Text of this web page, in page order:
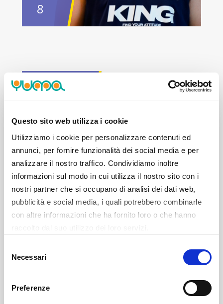
Questo sito web utilizza i cookie
Utilizziamo i cookie per personalizzare contenuti ed
annunci, per fornire funzionalità dei social media e per
analizzare il nostro traffico. Condividiamo inoltre
informazioni sul modo in cui utilizza il nostro sito con i
nostri partner che si occupano di analisi dei dati web,
pubblicità e social media, i quali potrebbero combinarle
con altre informazioni che ha fornito loro o che hanno
delNecessari
Preferenze
8
VITTORIO
9